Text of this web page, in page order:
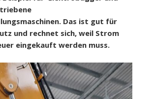
Das ist gut für
und rechnet sich, weil Strom
eingekauft werden muss.